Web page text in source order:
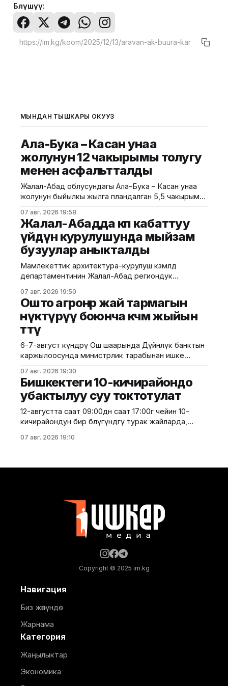
Бөлүшүү:
МЫНДАН ТЫШКАРЫ ОКУҢУЗ
Ала-Бука – Касан унаа
жолунун 12 чакырымы толугу
менен асфальтталды
Жалал-Абад облусундагы Ала-Бука – Касан унаа
жолунун быйылкы жылга пландалган 5,5 чакырым
аяктады. Транспорт жана коммуникациялар
министрлигинин маалыматына ылайык, жол куруу
иштери №17 Жол эксплуатациялоо мекемеси
тарабынан белгиленген графикке ылайык,
курулуштун сапат талаптарын сактоо менен
жүргүзүлдү. Аталган жолдун жалпы 12 чакырымына
07 авг. 2026 19:58
Жалал-Абадда көп кабаттуу
үйдүн курулушунда мыйзам
бузуулар аныкталды
Мамлекеттик архитектура-курулуш көзөмөлдөө
департаментинин Жалал-Абад региондук
текшерүү жүргүздү. Бул тууралуу Курулуш
министрлигинин басма сөз кызматы билдирди.
Маалыматка ылайык, текшерүү Байзаков көчөсү, 46
дарегинде курулуп жаткан объектте өткөрүлүп,
техникалык талаптардын бузулганы аныкталды.
Белгиленгендей, курулуш иштери бекитилген
долбоордук документациядан четтөө менен
жүргүзүлгөн. Ошондой эле
07 авг. 2026 19:50
Ошто агроөнөр жай тармагын
өнүктүрүү боюнча көчмө жыйын
өттү
6-7-август күндөрү Ош шаарында Дүйнөлүк банктын
каржылоосунда министрлик тарабынан ишке
шаарынын аймактык экономикалык өнүгүүсү"
долбоорунун алкагында Өндүрүмдүү өнөктөштүк
комитетинин көчмө жыйыны өттү. Бул тууралуу Айыл
министрдин орун басары Мирбек Дүйшеев жана
Комитеттин мүчөлөрү катышты. Көчмө жыйындын
07 авг. 2026 19:30
Бишкектеги 10-кичирайондо
убактылуу суу токтотулат
12-августта саат 09:00дөн саат 17:00гө чейин 10-
кичирайондун бир бөлүгүндөгү турак жайларда,
мекемелеринде, саламаттыкты сактоо
кичирайондогу откананын суу
07 авг. 2026 19:10
Copyright © 2025 im.kg
Навигация
Биз жөнүндө
Жарнама
Категория
Жаңылыктар
Экономика